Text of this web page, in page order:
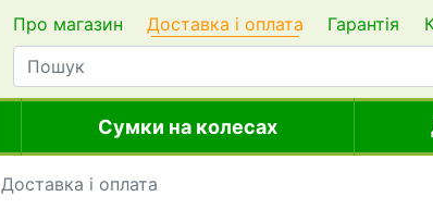
Про магазин Доставка і оплата Гарантія
Сумки на колесах
Доставка і оплата